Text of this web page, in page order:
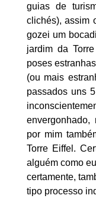
guias de
clichés), assim
gozei um
jardim da
poses
(ou mais
passados uns
por mim
Torre Eiffel.
alguém como
certamente,
tipo processo